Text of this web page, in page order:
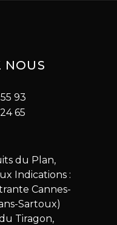
NOUS
93
65
du Plan,
Indications :
Cannes-
Sartoux)
Tiragon,